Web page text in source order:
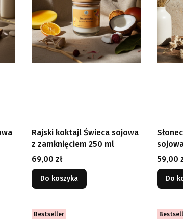
Rajski koktajl Świeca sojowa
z zamknięciem 250 ml
Cena
69,00 zł
Do koszyka
Cena
59,00
Do
Bestseller